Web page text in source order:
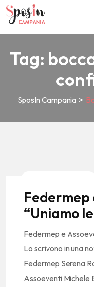
Tag:
SposIn Campania >
Federmep
“Uniamo
Federmep e
Lo scrivono in una
Federmep Serena
Assoeventi Michele